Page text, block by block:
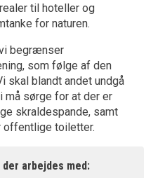
til hoteller og
for naturen.
begrænser
som følge af den
skal blandt andet undgå
må sørge for at der er
skraldespande, samt
offentlige toiletter.
der arbejdes med: